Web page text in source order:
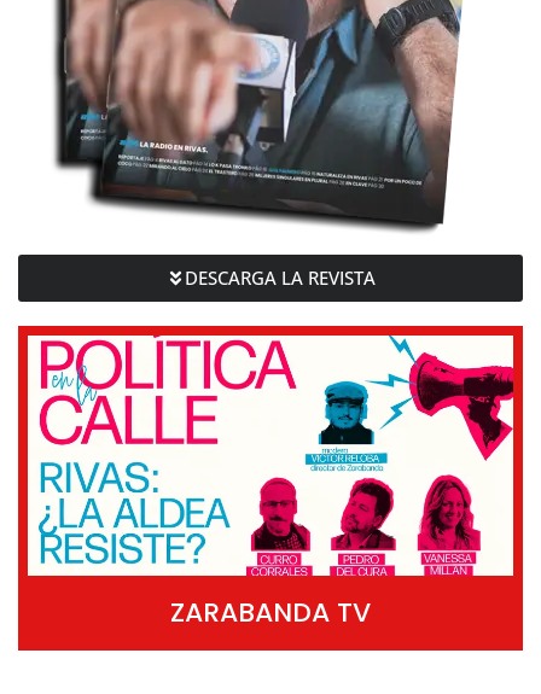
DESCARGA LA REVISTA
ZARABANDA TV